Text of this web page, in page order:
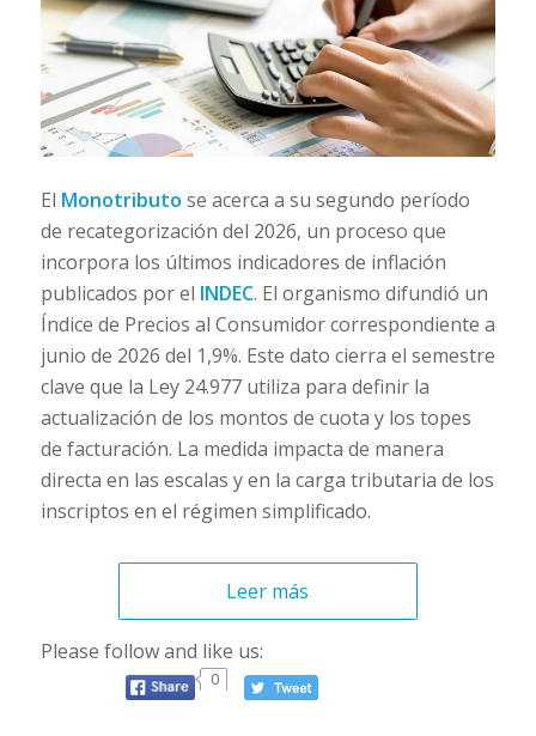
El Monotributo se acerca a su segundo período
de recategorización del 2026, un proceso que
incorpora los últimos indicadores de inflación
publicados por el INDEC. El organismo difundió un
Índice de Precios al Consumidor correspondiente a
junio de 2026 del 1,9%. Este dato cierra el semestre
clave que la Ley 24.977 utiliza para definir la
actualización de los montos de cuota y los topes
de facturación. La medida impacta de manera
directa en las escalas y en la carga tributaria de los
inscriptos en el régimen simplificado.
Leer más
Please follow and like us:
0